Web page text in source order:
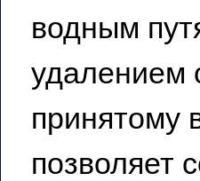
водным
удалением
принятому
позволяет